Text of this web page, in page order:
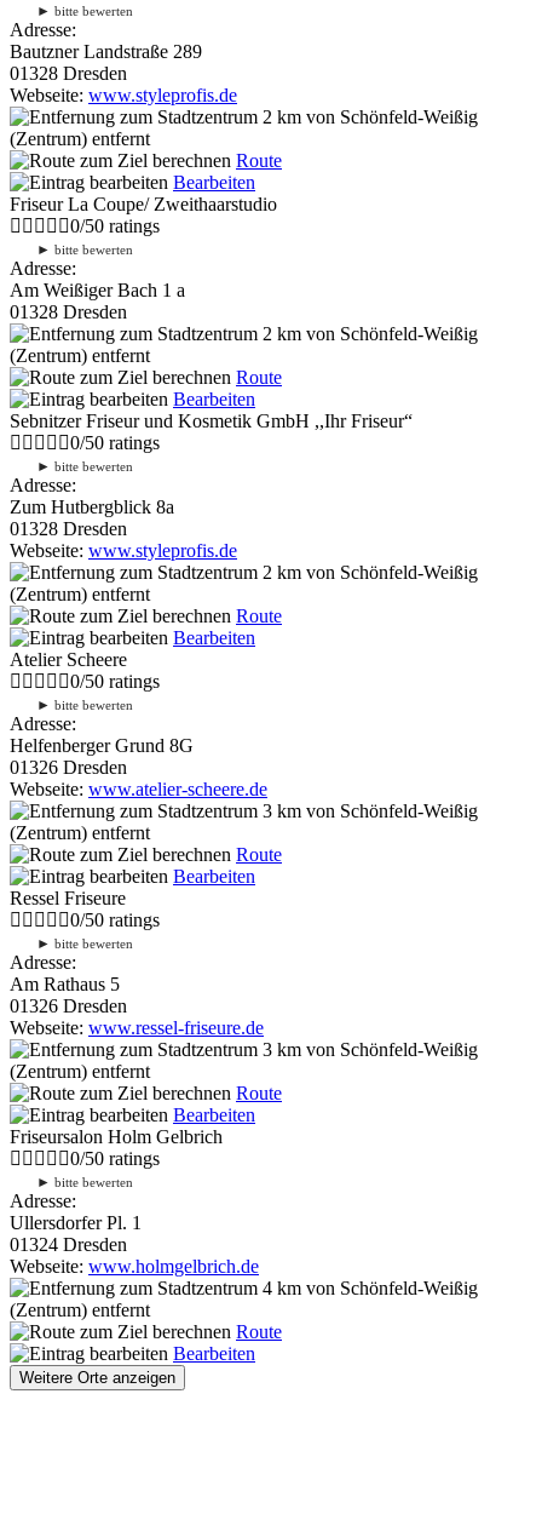
► bitte bewerten
Adresse:
Bautzner Landstraße 289
01328 Dresden
Webseite: www.styleprofis.de
2 km von Schönfeld-Weißig
(Zentrum) entfernt
Route
Bearbeiten
Friseur La Coupe/ Zweithaarstudio
0/50 ratings
► bitte bewerten
Adresse:
Am Weißiger Bach 1 a
01328 Dresden
2 km von Schönfeld-Weißig
(Zentrum) entfernt
Route
Bearbeiten
Sebnitzer Friseur und Kosmetik GmbH ,,Ihr Friseur“
0/50 ratings
► bitte bewerten
Adresse:
Zum Hutbergblick 8a
01328 Dresden
Webseite: www.styleprofis.de
2 km von Schönfeld-Weißig
(Zentrum) entfernt
Route
Bearbeiten
Atelier Scheere
0/50 ratings
► bitte bewerten
Adresse:
Helfenberger Grund 8G
01326 Dresden
Webseite: www.atelier-scheere.de
3 km von Schönfeld-Weißig
(Zentrum) entfernt
Route
Bearbeiten
Ressel Friseure
0/50 ratings
► bitte bewerten
Adresse:
Am Rathaus 5
01326 Dresden
Webseite: www.ressel-friseure.de
3 km von Schönfeld-Weißig
(Zentrum) entfernt
Route
Bearbeiten
Friseursalon Holm Gelbrich
0/50 ratings
► bitte bewerten
Adresse:
Ullersdorfer Pl. 1
01324 Dresden
Webseite: www.holmgelbrich.de
4 km von Schönfeld-Weißig
(Zentrum) entfernt
Route
Bearbeiten
Weitere Orte anzeigen